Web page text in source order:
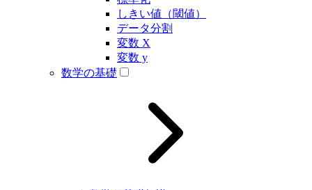
しきい値（閾値）
データ分割
変数 X
変数 y
数学の基礎